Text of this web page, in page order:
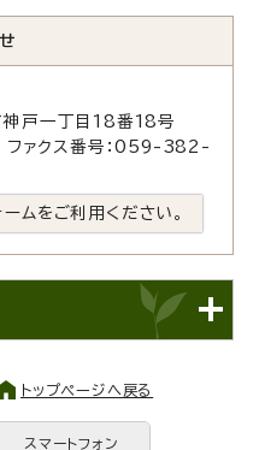
戸一丁目18番18号
ァクス番号：059-382-
ムをご利用ください。
トップページへ戻る
スマートフォン